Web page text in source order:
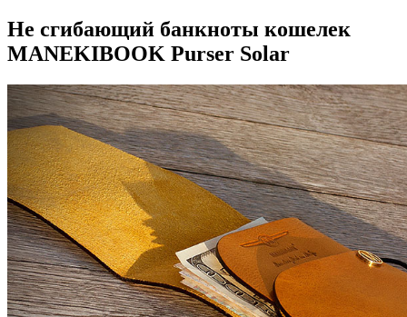
Не сгибающий банкноты кошелек
MANEKIBOOK Purser Solar